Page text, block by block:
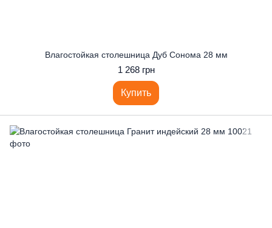
Влагостойкая столешница Дуб Сонома 28 мм
1 268 грн
Купить